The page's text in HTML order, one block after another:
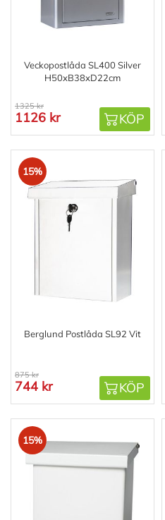
Veckopostlåda SL400 Silver
H50xB38xD22cm
1325 kr
1126 kr KÖP
15%
Berglund Postlåda SL92 Vit
875 kr
744 kr KÖP
15%